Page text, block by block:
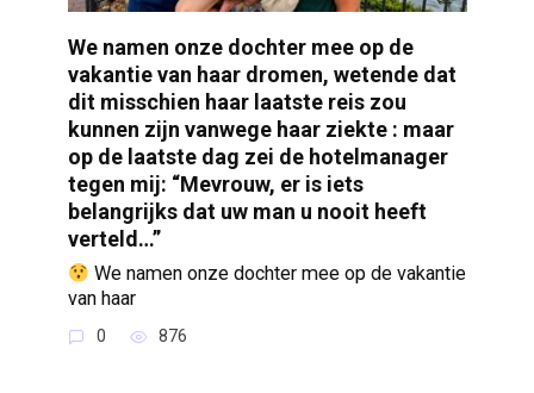
We namen onze dochter mee op de
vakantie van haar dromen, wetende dat
dit misschien haar laatste reis zou
kunnen zijn vanwege haar ziekte : maar
op de laatste dag zei de hotelmanager
tegen mij: “Mevrouw, er is iets
belangrijks dat uw man u nooit heeft
verteld…”
We namen onze dochter mee op de vakantie
van haar
0 876